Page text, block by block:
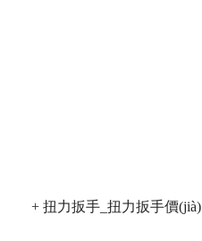
+ 扭力扳手_扭力扳手價(jià)